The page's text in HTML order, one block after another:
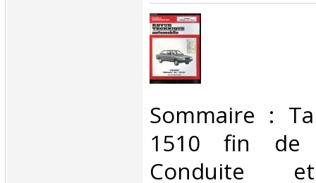
‎Sommaire :
1510 fin de
Conduite